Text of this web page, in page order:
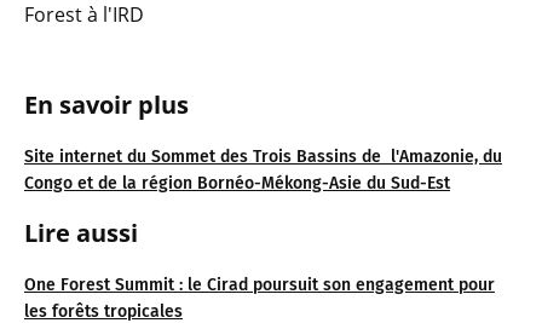
En savoir plus
Site internet du Sommet des Trois Bassins de l'Amazonie, du
Congo et de la région Bornéo-Mékong-Asie du Sud-Est
Lire aussi
One Forest Summit : le Cirad poursuit son engagement pour
les forêts tropicales
Forest à l'IRD